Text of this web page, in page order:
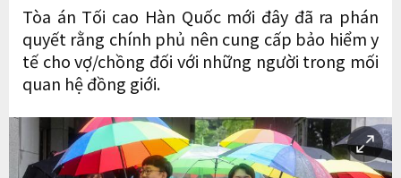
Tòa án Tối cao Hàn Quốc mới đây đã ra phán
quyết rằng chính phủ nên cung cấp bảo hiểm y
tế cho vợ/chồng đối với những người trong mối
quan hệ đồng giới.